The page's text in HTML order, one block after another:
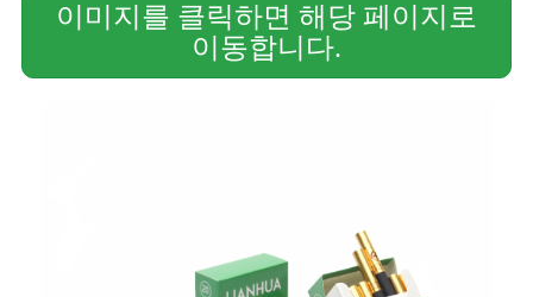
이미지를 클릭하면 해당 페이지로
이동합니다.